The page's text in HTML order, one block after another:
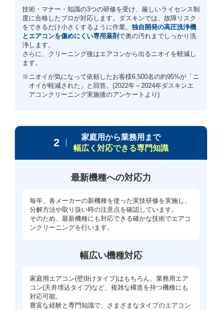
技術・マナー・知識の3つの研修を受け、厳しいライセンス制
度に合格したプロが対応します。ダスキンでは、故障リスク
をできるだけ小さくするように作業。 独自開発の高圧洗浄機
とエアコンを傷めにくい専用薬剤で奥の汚れまでしっかり洗
浄します。
さらに、クリーニング後はエアコンから出るニオイを軽減し
ます。
※ニオイが気になって依頼したお客様6,500名の約95%が「ニ
オイが軽減された」と回答。(2022年～2024年ダスキンエ
アコンクリーニング実施後のアンケートより)
2
家庭用から業務用まで
幅広く対応できる専門知識
最新機種への対応力
毎年、各メーカーの新機種を使った実技研修を実施し、
分解方法や取り扱い時の注意点を確認しています。
そのため、最新機種にも対応できる確かな技術でエアコ
ンクリーニングを行います。
幅広い機種対応
家庭用エアコン(壁掛けタイプ)はもちろん、業務用エア
コン(天井埋込タイプ)など、複雑な構造を持つ機種にも
対応可能。
豊富な経験と専門知識で、さまざまなタイプのエアコン